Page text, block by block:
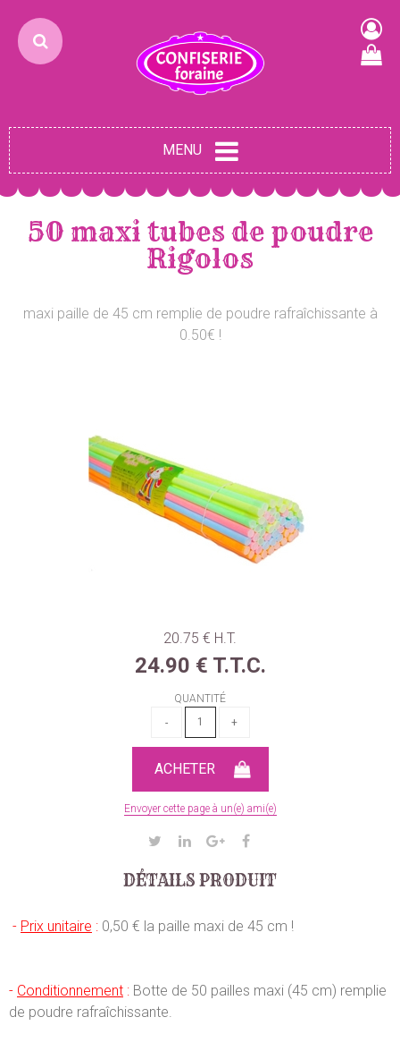
MENU
50 maxi tubes de poudre
Rigolos
maxi paille de 45 cm remplie de poudre rafraîchissante à
0.50€ !
20.75 € H.T.
24.90 € T.T.C.
QUANTITÉ
Envoyer cette page à un(e) ami(e)
DÉTAILS PRODUIT
- Prix unitaire : 0,50 € la paille maxi de 45 cm !
- Conditionnement : Botte de 50 pailles maxi (45 cm) remplie
de poudre rafraîchissante.